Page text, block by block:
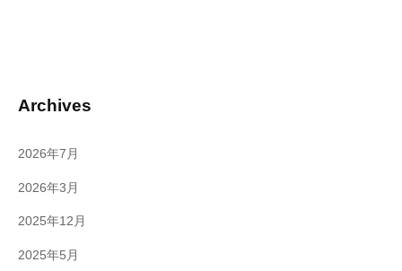
Archives
2026年7月
2026年3月
2025年12月
2025年5月